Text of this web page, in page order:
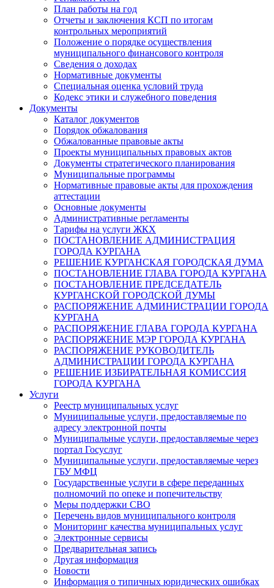
План работы на год
Отчеты и заключения КСП по итогам
контрольных мероприятий
Положение о порядке осуществления
муниципального финансового контроля
Сведения о доходах
Нормативные документы
Специальная оценка условий труда
Кодекс этики и служебного поведения
Документы
Каталог документов
Порядок обжалования
Обжалованные правовые акты
Проекты муниципальных правовых актов
Документы стратегического планирования
Муниципальные программы
Нормативные правовые акты для прохождения
аттестации
Основные документы
Административные регламенты
Тарифы на услуги ЖКХ
ПОСТАНОВЛЕНИЕ АДМИНИСТРАЦИЯ
ГОРОДА КУРГАНА
РЕШЕНИЕ КУРГАНСКАЯ ГОРОДСКАЯ ДУМА
ПОСТАНОВЛЕНИЕ ГЛАВА ГОРОДА КУРГАНА
ПОСТАНОВЛЕНИЕ ПРЕДСЕДАТЕЛЬ
КУРГАНСКОЙ ГОРОДСКОЙ ДУМЫ
РАСПОРЯЖЕНИЕ АДМИНИСТРАЦИИ ГОРОДА
КУРГАНА
РАСПОРЯЖЕНИЕ ГЛАВА ГОРОДА КУРГАНА
РАСПОРЯЖЕНИЕ МЭР ГОРОДА КУРГАНА
РАСПОРЯЖЕНИЕ РУКОВОДИТЕЛЬ
АДМИНИСТРАЦИИ ГОРОДА КУРГАНА
РЕШЕНИЕ ИЗБИРАТЕЛЬНАЯ КОМИССИЯ
ГОРОДА КУРГАНА
Услуги
Реестр муниципальных услуг
Муниципальные услуги, предоставляемые по
адресу электронной почты
Муниципальные услуги, предоставляемые через
портал Госуслуг
Муниципальные услуги, предоставляемые через
ГБУ МФЦ
Государственные услуги в сфере переданных
полномочий по опеке и попечительству
Меры поддержки СВО
Перечень видов муниципального контроля
Мониторинг качества муниципальных услуг
Электронные сервисы
Предварительная запись
Другая информация
Новости
Информация о типичных юридических ошибках